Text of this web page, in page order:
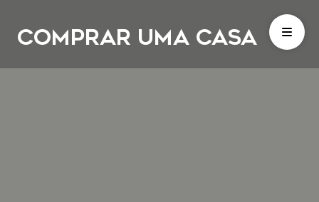
COMPRAR UMA CASA